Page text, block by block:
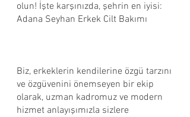
olun! İşte karşınızda, şehrin en iyisi:
Adana Seyhan Erkek Cilt Bakımı ​
Biz, erkeklerin kendilerine özgü tarzını
ve özgüvenini önemseyen bir ekip
olarak, uzman kadromuz ve modern
hizmet anlayışımızla sizlere